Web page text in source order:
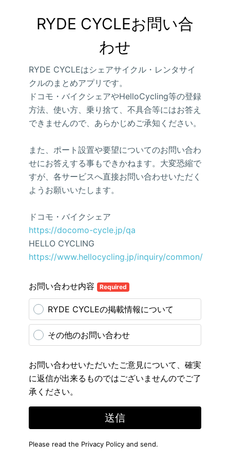
RYDE CYCLEお問い合
わせ
RYDE CYCLEはシェアサイクル・レンタサイ
クルのまとめアプリです。
ドコモ・バイクシェアやHelloCycling等の登録
方法、使い方、乗り捨て、不具合等にはお答え
できませんので、あらかじめご承知ください。
また、ポート設置や要望についてのお問い合わ
せにお答えする事もできかねます。大変恐縮で
すが、各サービスへ直接お問い合わせいただく
ようお願いいたします。
ドコモ・バイクシェア
https://docomo-cycle.jp/qa
HELLO CYCLING
https://www.hellocycling.jp/inquiry/common/
お問い合わせ内容 Required
RYDE CYCLEの掲載情報について
その他のお問い合わせ
お問い合わせいただいたご意見について、確実
に返信が出来るものではございませんのでご了
承ください。
送信
Please read the Privacy Policy and send.